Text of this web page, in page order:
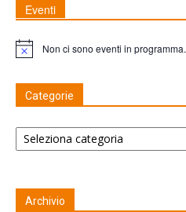
Eventi
Nota Non ci sono eventi in programma.
Categorie
Categorie
Archivio